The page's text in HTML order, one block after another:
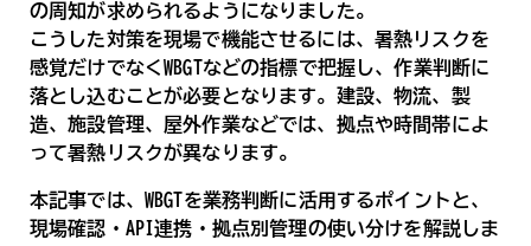
の周知が求められるようになりました。
こうした対策を現場で機能させるには、暑熱リスクを
感覚だけでなくWBGTなどの指標で把握し、作業判断に
落とし込むことが必要となります。建設、物流、製
造、施設管理、屋外作業などでは、拠点や時間帯によ
って暑熱リスクが異なります。
本記事では、WBGTを業務判断に活用するポイントと、
現場確認・API連携・拠点別管理の使い分けを解説しま